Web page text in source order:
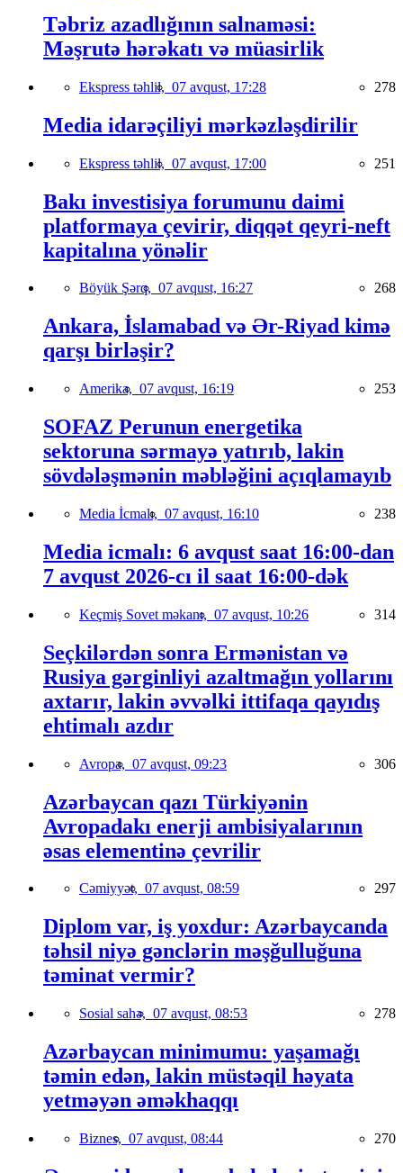
Təbriz azadlığının salnaməsi:
Məşrutə hərəkatı və müasirlik
Ekspress təhlil, 07 avqust, 17:28 278
Media idarəçiliyi mərkəzləşdirilir
Ekspress təhlil, 07 avqust, 17:00 251
Bakı investisiya forumunu daimi
platformaya çevirir, diqqət qeyri-neft
kapitalına yönəlir
Böyük Şərq, 07 avqust, 16:27 268
Ankara, İslamabad və Ər-Riyad kimə
qarşı birləşir?
Amerika, 07 avqust, 16:19 253
SOFAZ Perunun energetika
sektoruna sərmayə yatırıb, lakin
sövdələşmənin məbləğini açıqlamayıb
Media İcmalı, 07 avqust, 16:10 238
Media icmalı: 6 avqust saat 16:00-dan
7 avqust 2026-cı il saat 16:00-dək
Keçmiş Sovet məkanı, 07 avqust, 10:26 314
Seçkilərdən sonra Ermənistan və
Rusiya gərginliyi azaltmağın yollarını
axtarır, lakin əvvəlki ittifaqa qayıdış
ehtimalı azdır
Avropa, 07 avqust, 09:23 306
Azərbaycan qazı Türkiyənin
Avropadakı enerji ambisiyalarının
əsas elementinə çevrilir
Cəmiyyət, 07 avqust, 08:59 297
Diplom var, iş yoxdur: Azərbaycanda
təhsil niyə gənclərin məşğulluğuna
təminat vermir?
Sosial sahə, 07 avqust, 08:53 278
Azərbaycan minimumu: yaşamağı
təmin edən, lakin müstəqil həyata
yetməyən əməkhaqqı
Biznes, 07 avqust, 08:44 270